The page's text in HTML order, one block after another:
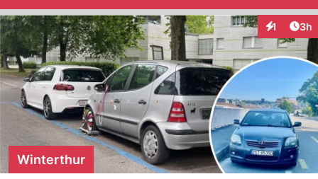
1 3h
Winterthur